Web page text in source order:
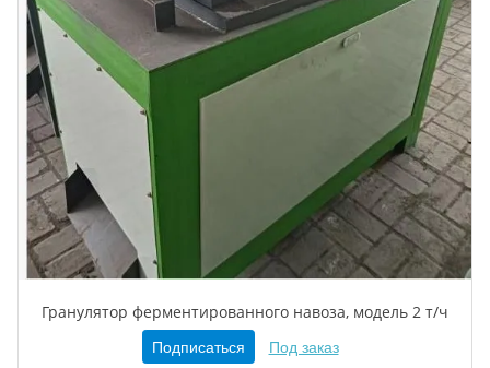
Гранулятор ферментированного навоза, модель 2 т/ч
Подписаться Под заказ